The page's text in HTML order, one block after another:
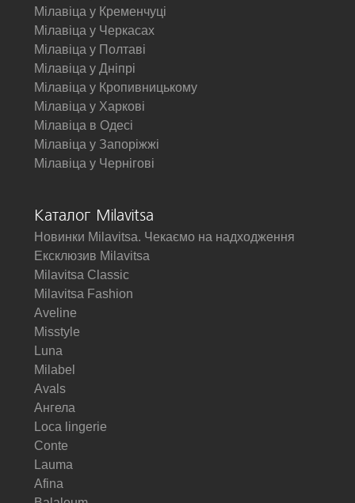
Мілавіца у Кременчуці
Мілавіца у Черкасах
Мілавіца у Полтаві
Мілавіца у Дніпрі
Мілавіца у Кропивницькому
Мілавіца у Харкові
Мілавіца в Одесі
Мілавіца у Запоріжжі
Мілавіца у Чернігові
Каталог Milavitsa
Новинки Milavitsa. Чекаємо на надходження
Ексклюзив Milavitsa
Milavitsa Classic
Milavitsa Fashion
Aveline
Misstyle
Luna
Milabel
Avals
Ангела
Loca lingerie
Conte
Lauma
Afina